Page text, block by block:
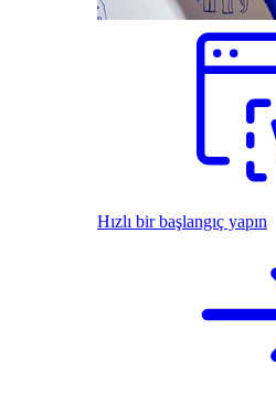
Hızlı bir başlangıç yapın